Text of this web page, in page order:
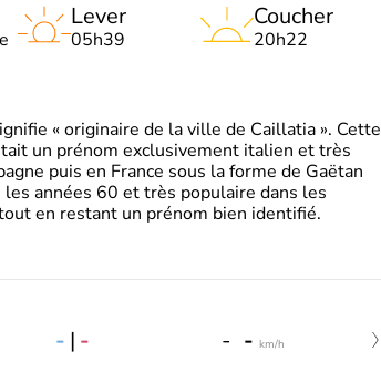
Lever
05h39
Coucher
20h22
« originaire de la ville de Caillatia ». Cette
un prénom exclusivement italien et très
puis en France sous la forme de Gaëtan
années 60 et très populaire dans les
en restant un prénom bien identifié.
- | - - - km/h